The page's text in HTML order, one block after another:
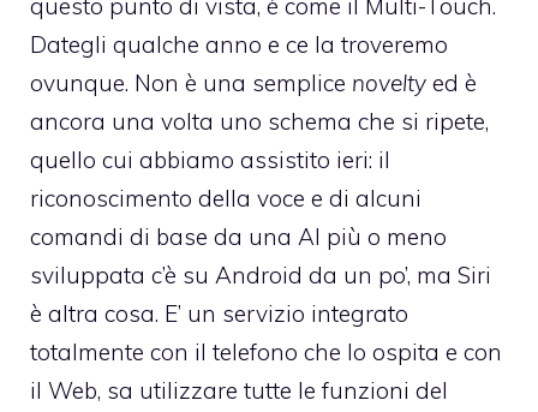
Dategli qualche anno e ce la troveremo
ovunque. Non è una semplice novelty ed è
ancora una volta uno schema che si ripete,
quello cui abbiamo assistito ieri: il
riconoscimento della voce e di alcuni
comandi di base da una AI più o meno
sviluppata c’è su Android da un po’, ma Siri
è altra cosa. E’ un servizio integrato
totalmente con il telefono che lo ospita e con
il Web, sa utilizzare tutte le funzioni del